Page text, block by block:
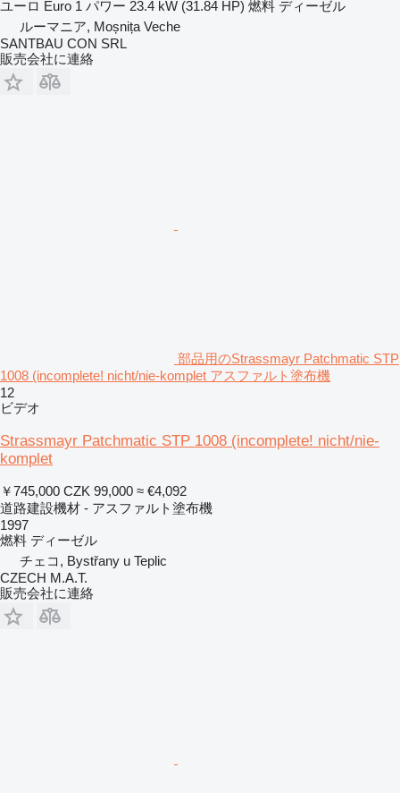
ユーロ Euro 1 パワー 23.4 kW (31.84 HP) 燃料 ディーゼル
ルーマニア, Moșnița Veche
SANTBAU CON SRL
販売会社に連絡
部品用のStrassmayr Patchmatic STP
1008 (incomplete! nicht/nie-komplet アスファルト塗布機
12
ビデオ
Strassmayr Patchmatic STP 1008 (incomplete! nicht/nie-
komplet
￥745,000 CZK 99,000 ≈ €4,092
道路建設機材 - アスファルト塗布機
1997
燃料 ディーゼル
チェコ, Bystřany u Teplic
CZECH M.A.T.
販売会社に連絡